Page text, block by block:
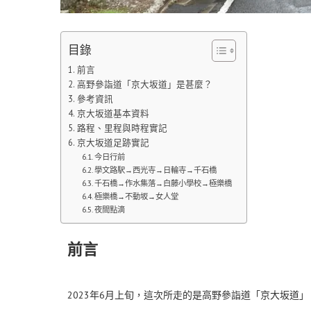
目錄
前言
高野參詣道「京大坂道」是甚麼？
參考資訊
京大坂道基本資料
路程、里程與時程實記
京大坂道足跡實記
今日行前
學文路駅→西光寺→日輪寺→千石橋
千石橋→作水集落→白藤小學校→極樂橋
極樂橋→不動坂→女人堂
夜間點滴
前言
2023年6月上旬，這次所走的是高野參詣道「京大坂道」